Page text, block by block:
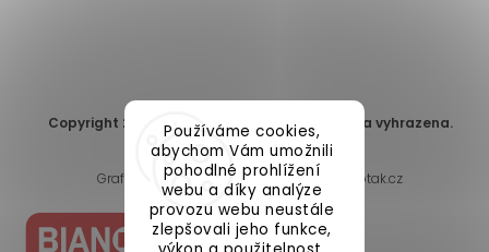
Používáme cookies,
abychom Vám umožnili
pohodlné prohlížení
webu a díky analýze
provozu webu neustále
zlepšovali jeho funkce,
Copyright 2026 DomaLEP s.r.o.
. Všechna práva vyhrazena.
Upravit nastavení cookies
Grafický návrh vytvořil a nakódoval
Shoptak.cz